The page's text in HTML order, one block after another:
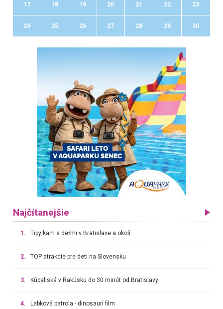
17 18 19 20 21 22 23
24 25 26 27 28 29 30
Najčítanejšie
1. Tipy kam s deťmi v Bratislave a okolí
2. TOP atrakcie pre deti na Slovensku
3. Kúpaliská v Rakúsku do 30 minút od Bratislavy
4. Labková patrola - dinosaurí film